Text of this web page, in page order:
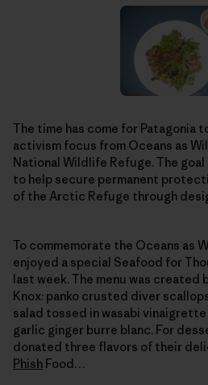
The time has come for Patagonia
activism focus from Oceans as
National Wildlife Refuge. The
to help secure permanent
of the Arctic Refuge through
To commemorate the Oceans as
enjoyed a special Seafood for
last week. The menu was created
Knox: panko crusted diver
salad tossed in wasabi
garlic ginger burre blanc. For
donated three flavors of their
Phish Food…